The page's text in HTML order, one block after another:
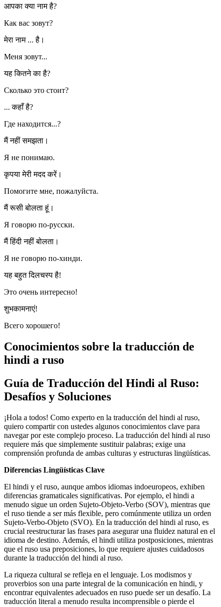
आपका क्या नाम है?
Как вас зовут?
मेरा नाम ... है।
Меня зовут...
यह कितने का है?
Сколько это стоит?
... कहाँ है?
Где находится...?
मैं नहीं समझता।
Я не понимаю.
कृपया मेरी मदद करें।
Помогите мне, пожалуйста.
मैं रूसी बोलता हूं।
Я говорю по-русски.
मैं हिंदी नहीं बोलता।
Я не говорю по-хинди.
यह बहुत दिलचस्प है!
Это очень интересно!
शुभकामनाएं!
Всего хорошего!
Conocimientos sobre la traducción de
hindi a ruso
Guía de Traducción del Hindi al Ruso:
Desafíos y Soluciones
¡Hola a todos! Como experto en la traducción del hindi al ruso,
quiero compartir con ustedes algunos conocimientos clave para
navegar por este complejo proceso. La traducción del hindi al ruso
requiere más que simplemente sustituir palabras; exige una
comprensión profunda de ambas culturas y estructuras lingüísticas.
Diferencias Lingüísticas Clave
El hindi y el ruso, aunque ambos idiomas indoeuropeos, exhiben
diferencias gramaticales significativas. Por ejemplo, el hindi a
menudo sigue un orden Sujeto-Objeto-Verbo (SOV), mientras que
el ruso tiende a ser más flexible, pero comúnmente utiliza un orden
Sujeto-Verbo-Objeto (SVO). En la traducción del hindi al ruso, es
crucial reestructurar las frases para asegurar una fluidez natural en el
idioma de destino. Además, el hindi utiliza postposiciones, mientras
que el ruso usa preposiciones, lo que requiere ajustes cuidadosos
durante la traducción del hindi al ruso.
La riqueza cultural se refleja en el lenguaje. Los modismos y
proverbios son una parte integral de la comunicación en hindi, y
encontrar equivalentes adecuados en ruso puede ser un desafío. La
traducción literal a menudo resulta incomprensible o pierde el